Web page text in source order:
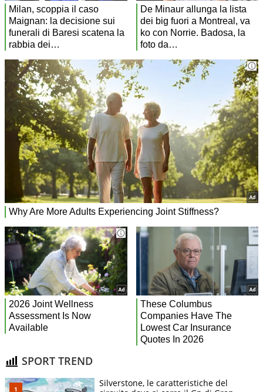
SPORT TREND
Silverstone, le caratteristiche del